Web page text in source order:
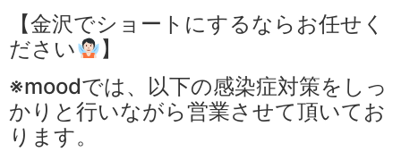
【金沢でショートにするならお任せく
ださい
】
※moodでは、以下の感染症対策をしっ
かりと行いながら営業させて頂いてお
ります。